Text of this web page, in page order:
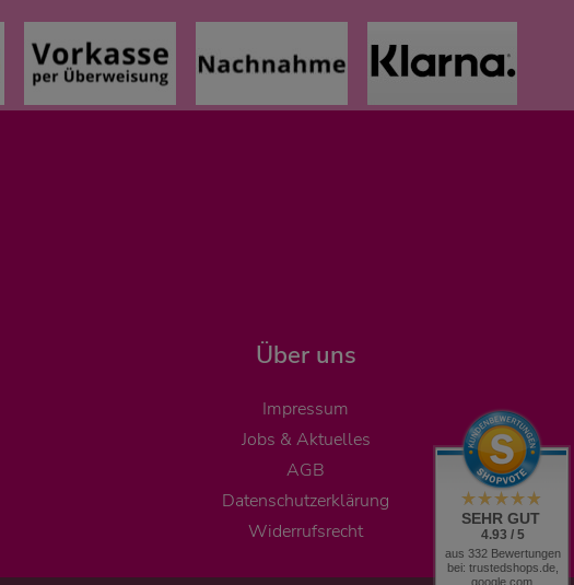
Über uns
Impressum
Jobs & Aktuelles
AGB
Datenschutzerklärung
Widerrufsrecht
SEHR GUT
4.93 / 5
aus 332 Bewertungen
bei: trustedshops.de,
google.com,